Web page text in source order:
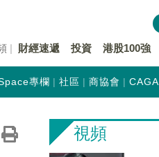
財經速遞 投資 港股100強
專欄 社區 商協會 CAGA
視頻